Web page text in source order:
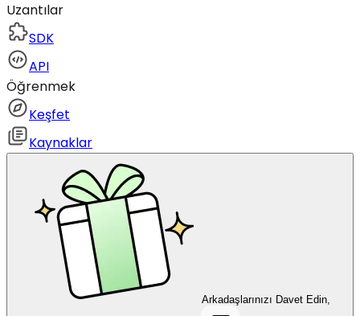
Uzantılar
SDK
API
Öğrenmek
Keşfet
Kaynaklar
Arkadaşlarınızı Davet Edin,